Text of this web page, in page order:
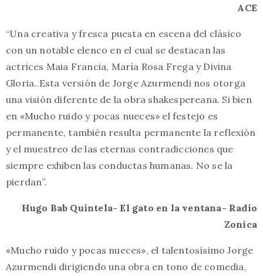
ACE
“Una creativa y fresca puesta en escena del clásico
con un notable elenco en el cual se destacan las
actrices Maia Francia, María Rosa Frega y Divina
Gloria..Esta versión de Jorge Azurmendi nos otorga
una visión diferente de la obra shakespereana. Si bien
en «Mucho ruido y pocas nueces» el festejo es
permanente, también resulta permanente la reflexión
y el muestreo de las eternas contradicciones que
siempre exhiben las conductas humanas. No se la
pierdan”.
Hugo Bab Quintela- El gato en la ventana- Radio
Zonica
«Mucho ruido y pocas nueces», el talentosísimo Jorge
Azurmendi dirigiendo una obra en tono de comedia,